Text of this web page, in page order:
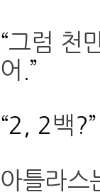
“그럼 천
어 .”
“2, 2백?”
아틀라스